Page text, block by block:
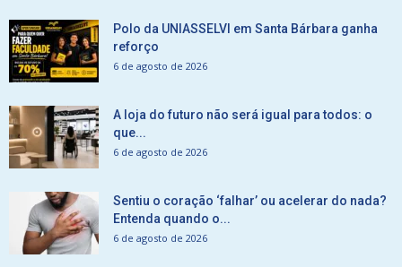
Polo da UNIASSELVI em Santa Bárbara ganha
reforço
6 de agosto de 2026
A loja do futuro não será igual para todos: o
que...
6 de agosto de 2026
Sentiu o coração ‘falhar’ ou acelerar do nada?
Entenda quando o...
6 de agosto de 2026